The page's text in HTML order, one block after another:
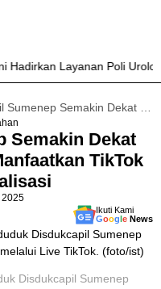
Layanan Poli Urologi Bagi
Semakin Dekat
TikTok
2025
Ikuti Kami
Google News
Disdukcapil Sumenep